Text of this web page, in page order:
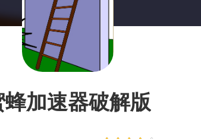
蜂加速器破解版